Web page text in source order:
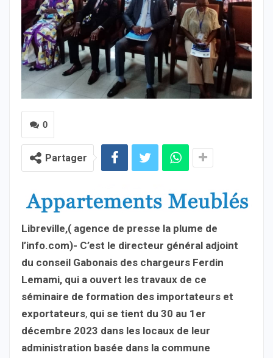
0
Partager
Libreville,( agence de presse la plume de
l’info.com)- C’est le directeur général adjoint
du conseil Gabonais des chargeurs Ferdin
Lemami, qui a ouvert les travaux de ce
séminaire de formation des importateurs et
exportateurs, qui se tient du 30 au 1er
décembre 2023 dans les locaux de leur
administration basée dans la commune